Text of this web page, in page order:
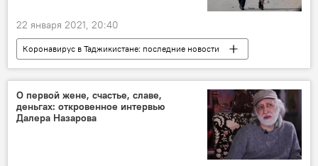
22 января 2021, 20:40
Коронавирус в Таджикистане: последние новости
Таджикистан
Все новости
Здравоохранение
коронавирус
О первой жене, счастье, славе,
деньгах: откровенное интервью
Далера Назарова